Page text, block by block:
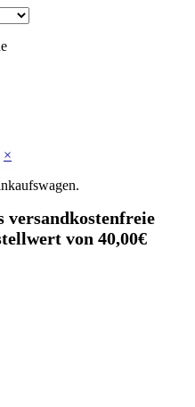
×
versandkostenfreie
von 40,00€